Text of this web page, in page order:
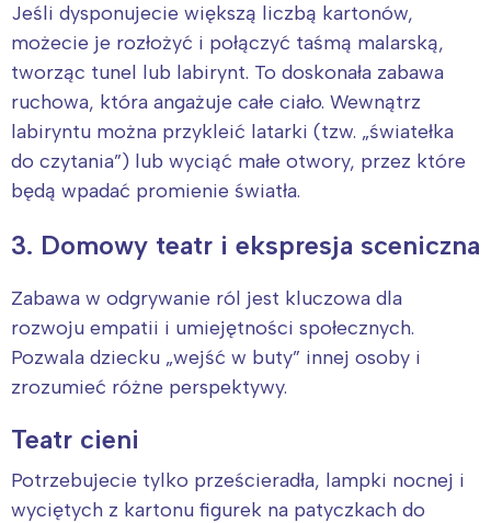
Jeśli dysponujecie większą liczbą kartonów,
możecie je rozłożyć i połączyć taśmą malarską,
tworząc tunel lub labirynt. To doskonała zabawa
ruchowa, która angażuje całe ciało. Wewnątrz
labiryntu można przykleić latarki (tzw. „światełka
do czytania”) lub wyciąć małe otwory, przez które
będą wpadać promienie światła.
3. Domowy teatr i ekspresja sceniczna
Zabawa w odgrywanie ról jest kluczowa dla
rozwoju empatii i umiejętności społecznych.
Pozwala dziecku „wejść w buty” innej osoby i
zrozumieć różne perspektywy.
Teatr cieni
Potrzebujecie tylko prześcieradła, lampki nocnej i
wyciętych z kartonu figurek na patyczkach do